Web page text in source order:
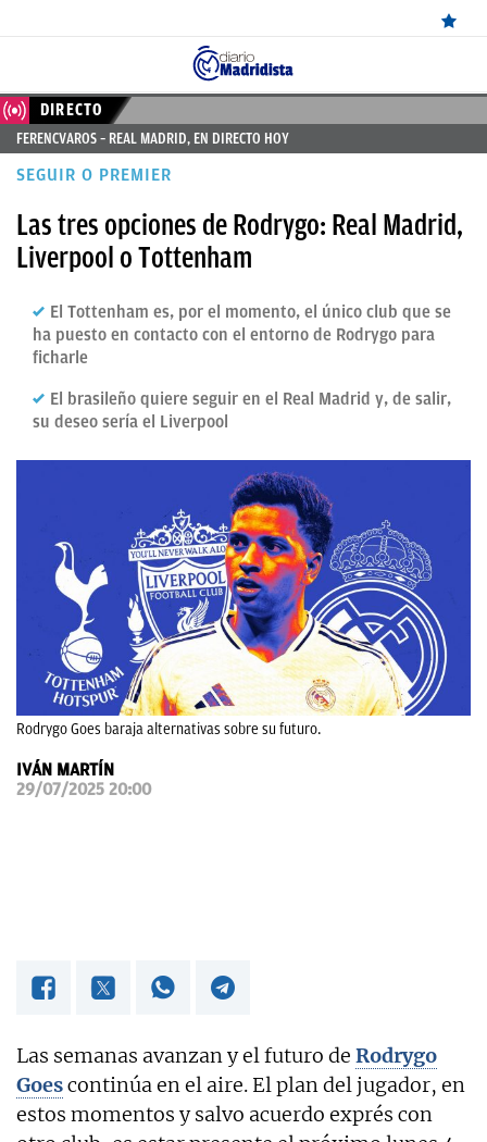
ÚLTIMAS
NOTICIAS
MADRID
BALONCESTO
CANTERA
FICHAJES
DIRECTO
DIRECTO
FERENCVAROS – REAL MADRID, EN DIRECTO HOY
SEGUIR O PREMIER
Las tres opciones de Rodrygo: Real Madrid,
Liverpool o Tottenham
El Tottenham es, por el momento, el único club que se
ha puesto en contacto con el entorno de Rodrygo para
ficharle
El brasileño quiere seguir en el Real Madrid y, de salir,
su deseo sería el Liverpool
Rodrygo Goes baraja alternativas sobre su futuro.
IVÁN MARTÍN
29/07/2025 20:00
Las semanas avanzan y el futuro de Rodrygo
Goescontinúa en el aire. El plan del jugador, en
estos momentos y salvo acuerdo exprés con